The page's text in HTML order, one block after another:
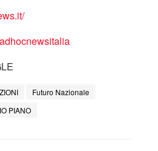
Futuro Nazionale
PIANO